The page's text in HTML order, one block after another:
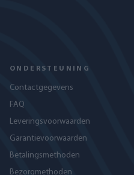
ONDERSTEUNING
Contactgegevens
FAQ
Leveringsvoorwaarden
Garantievoorwaarden
Betalingsmethoden
Bezorgmethoden